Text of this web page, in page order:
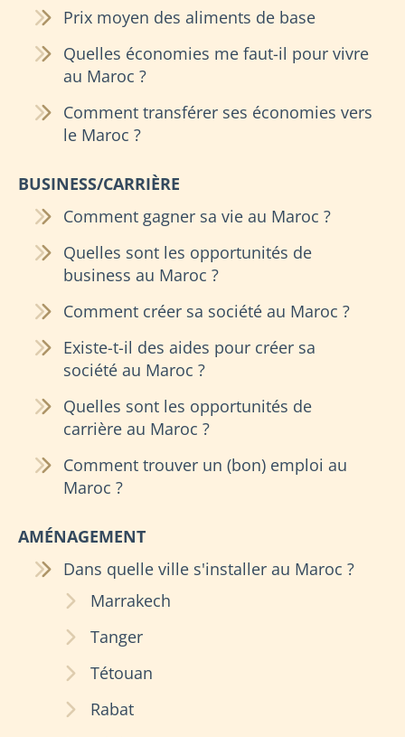
Prix moyen des aliments de base
Quelles économies me faut-il pour vivre
au Maroc ?
Comment transférer ses économies vers
le Maroc ?
BUSINESS/CARRIÈRE
Comment gagner sa vie au Maroc ?
Quelles sont les opportunités de
business au Maroc ?
Comment créer sa société au Maroc ?
Existe-t-il des aides pour créer sa
société au Maroc ?
Quelles sont les opportunités de
carrière au Maroc ?
Comment trouver un (bon) emploi au
Maroc ?
AMÉNAGEMENT
Dans quelle ville s'installer au Maroc ?
Marrakech
Tanger
Tétouan
Rabat